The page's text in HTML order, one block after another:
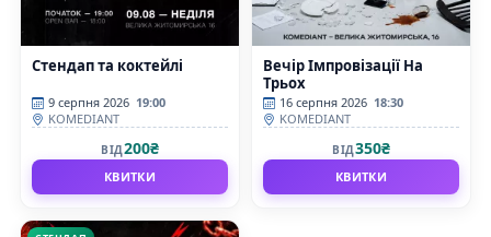
Стендап та коктейлі
9 серпня 2026 19:00
KOMEDIANT
ВІД200₴
КВИТКИ
Вечір Імпровізації На
Трьох
16 серпня 2026 18:30
KOMEDIANT
ВІД350₴
КВИТКИ